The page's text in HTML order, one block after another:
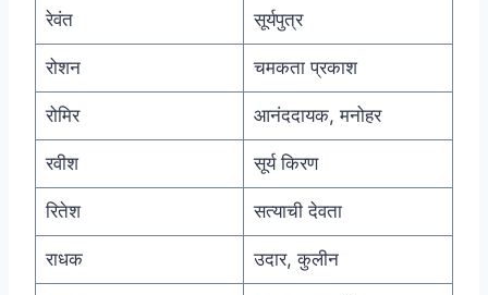
रेवंत सूर्यपुत्र
रोशन चमकता प्रकाश
रोमिर आनंददायक, मनोहर
रवीश सूर्य किरण
रितेश सत्याची देवता
राधक उदार, कुलीन